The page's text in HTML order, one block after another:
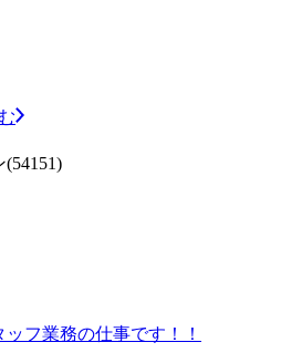
フ業務の仕事です！！